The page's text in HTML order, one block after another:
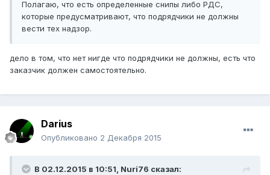
Полагаю, что есть определенные снипы либо РДС,
которые предусматривают, что подрядчики не должны
вести тех надзор.
дело в том, что нет нигде что подрядчики не должны, есть что
заказчик должен самостоятельно.
Darius
Опубликовано 2 Декабря 2015
В 02.12.2015 в 10:51, Nuri76 сказал: